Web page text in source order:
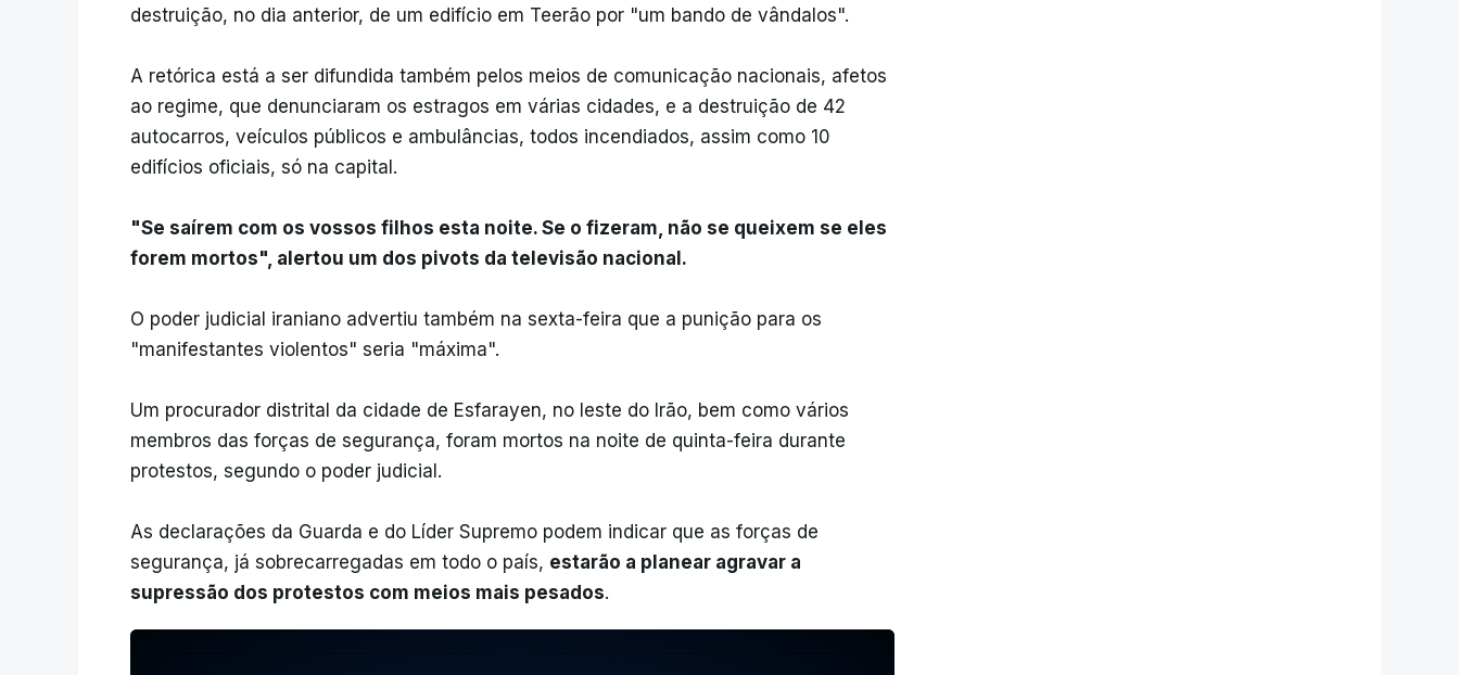
destruição, no dia anterior, de um edifício em Teerão por "um bando de vândalos".
A retórica está a ser difundida também pelos meios de comunicação nacionais, afetos
ao regime, que denunciaram os estragos em várias cidades, e a destruição de 42
autocarros, veículos públicos e ambulâncias, todos incendiados, assim como 10
edifícios oficiais, só na capital.
"Se saírem com os vossos filhos esta noite. Se o fizeram, não se queixem se eles
forem mortos", alertou um dos pivots da televisão nacional.
O poder judicial iraniano advertiu também na sexta-feira que a punição para os
"manifestantes violentos" seria "máxima".
Um procurador distrital da cidade de Esfarayen, no leste do Irão, bem como vários
membros das forças de segurança, foram mortos na noite de quinta-feira durante
protestos, segundo o poder judicial.
As declarações da Guarda e do Líder Supremo podem indicar que as forças de
segurança, já sobrecarregadas em todo o país, estarão a planear agravar a
supressão dos protestos com meios mais pesados.